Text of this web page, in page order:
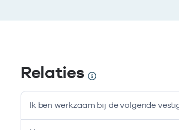
Relaties
Ik ben werkzaam bij de volgende